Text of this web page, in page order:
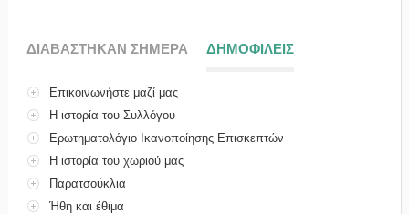
ΔΙΑΒΑΣΤΗΚΑΝ ΣΗΜΕΡΑ ΔΗΜΟΦΙΛΕΙΣ(ΕΝΕΡΓΗ
Επικοινωνήστε μαζί μας
Η ιστορία του Συλλόγου
Ερωτηματολόγιο Ικανοποίησης Επισκεπτών
Η ιστορία του χωριού μας
Παρατσούκλια
Ήθη και έθιμα